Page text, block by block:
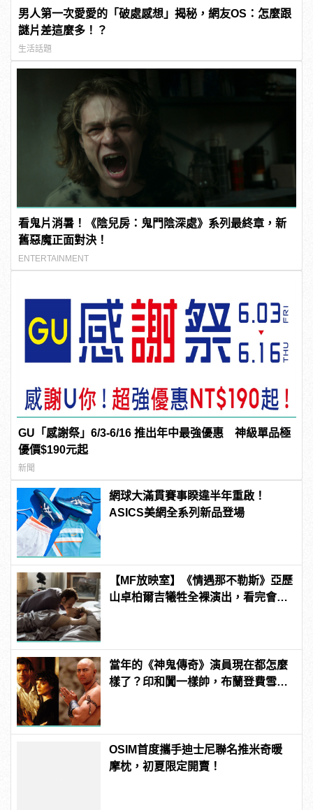
男人第一次愛愛的「破處感想」揭秘，網友OS：怎麼跟
謎片差這麼多！？
生活話題
看鬼片消暑！《陰兒房：鬼門陰深處》系列最終章，新
舊惡魔正面對決！
ENTERTAINMENT
GU「感謝祭」6/3-6/16 推出年中最強優惠 神級單品極
優價$190元起
新聞
網球大滿貫賽事睽違半年重啟！
ASICS美網全系列新品登場
【MF放映室】《情遇那不勒斯》亞歷
山卓柏爾吉犧牲全裸演出，看完會超
當年的《神鬼傳奇》演員現在都怎麼
樣了？印和闐一樣帥，布蘭登費雪大
OSIM首度攜手迪士尼聯名推米奇暖
摩枕，初夏限定開賣！